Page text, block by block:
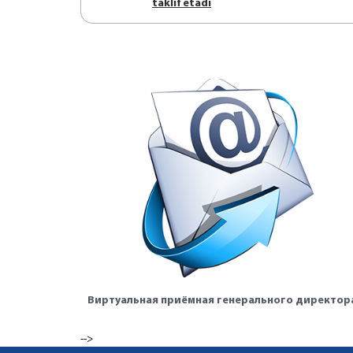
tаklif etаdi
Виртуальная приёмная генерального
-->